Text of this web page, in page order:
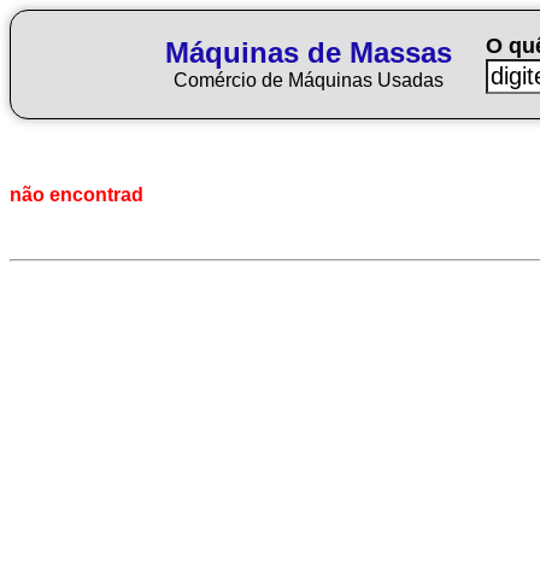
Máquinas de Massas
Comércio de Máquinas Usadas
O
não encontrad